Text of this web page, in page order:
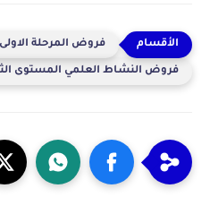
فروض المرحلة
فروض النشاط العلمي المستوى